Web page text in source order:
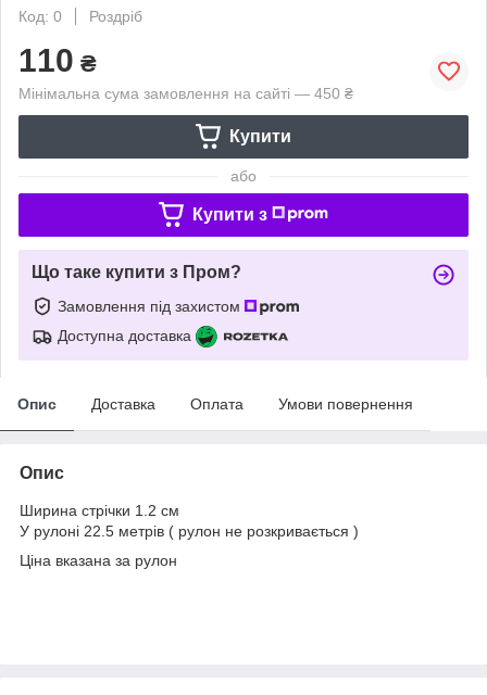
Код: 0
Роздріб
110 ₴
Мінімальна сума замовлення на сайті — 450 ₴
Купити
або
Купити з
Що таке купити з Пром?
Замовлення під захистом
Доступна доставка
Опис Доставка Оплата Умови повернення
Опис
Ширина стрічки 1.2 см
У рулоні 22.5 метрів ( рулон не розкривається )
Ціна вказана за рулон